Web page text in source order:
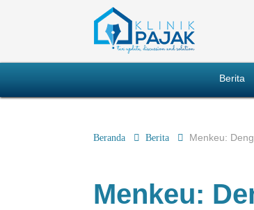
Berita
Beranda Berita Menkeu:
Menkeu: